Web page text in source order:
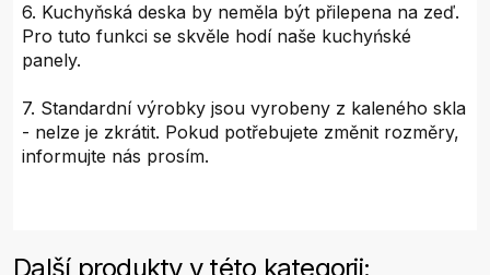
6. Kuchyňská deska by neměla být přilepena na zeď.
Pro tuto funkci se skvěle hodí naše kuchyńské
panely.
7. Standardní výrobky jsou vyrobeny z kaleného skla
- nelze je zkrátit. Pokud potřebujete změnit rozměry,
informujte nás prosím.
Další produkty v této kategorii: